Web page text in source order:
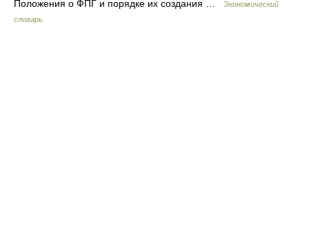
Положения о ФПГ и порядке их создания …
Экономический
словарь